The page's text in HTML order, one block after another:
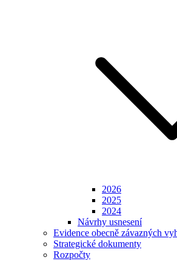
2026
2025
2024
Návrhy usnesení
Evidence obecně závazných
Strategické dokumenty
Rozpočty